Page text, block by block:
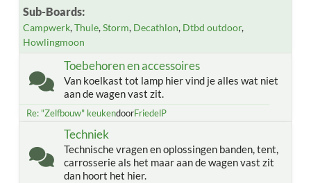
Sub-Boards
Campwerk Thule Storm Decathlon Dtbd outdoor
Howlingmoon
Toebehoren en accessoires
Van koelkast tot lamp hier vind je alles wat niet
aan de wagen vast zit.
Re: "Zelfbouw" keukendoorFriedelP
Techniek
Technische vragen en oplossingen banden, tent,
carrosserie als het maar aan de wagen vast zit
dan hoort het hier.